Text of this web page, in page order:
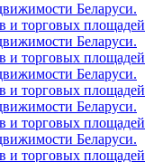
Беларуси.
и торговых площадей
Беларуси.
и торговых площадей
Беларуси.
и торговых площадей
Беларуси.
и торговых площадей
Беларуси.
и торговых площадей